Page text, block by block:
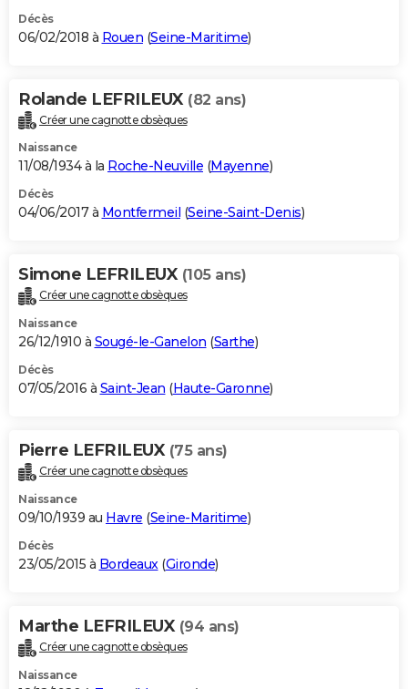
Décès
06/02/2018 à Rouen (Seine-Maritime)
Rolande LEFRILEUX (82 ans)
Créer une cagnotte obsèques
Naissance
11/08/1934 à la Roche-Neuville (Mayenne)
Décès
04/06/2017 à Montfermeil (Seine-Saint-Denis)
Simone LEFRILEUX (105 ans)
Créer une cagnotte obsèques
Naissance
26/12/1910 à Sougé-le-Ganelon (Sarthe)
Décès
07/05/2016 à Saint-Jean (Haute-Garonne)
Pierre LEFRILEUX (75 ans)
Créer une cagnotte obsèques
Naissance
09/10/1939 au Havre (Seine-Maritime)
Décès
23/05/2015 à Bordeaux(Gironde)
Marthe LEFRILEUX (94 ans)
Créer une cagnotte obsèques
Naissance